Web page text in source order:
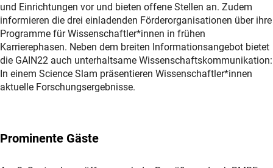
und Einrichtungen vor und bieten offene Stellen an. Zudem
informieren die drei einladenden Förderorganisationen über ihre
Programme für Wissenschaftler*innen in frühen
Karrierephasen. Neben dem breiten Informationsangebot bietet
die GAIN22 auch unterhaltsame Wissenschaftskommunikation:
In einem Science Slam präsentieren Wissenschaftler*innen
aktuelle Forschungsergebnisse.
Prominente Gäste